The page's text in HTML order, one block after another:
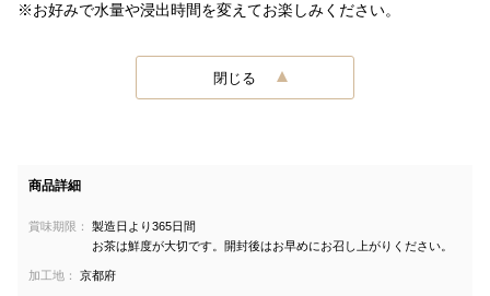
※お好みで水量や浸出時間を変えてお楽しみください。
閉じる
商品詳細
賞味期限：
製造日より365日間
お茶は鮮度が大切です。開封後はお早めにお召し上がりください。
加工地： 京都府